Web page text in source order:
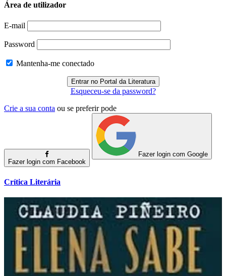
Área de utilizador
E-mail
Password
Mantenha-me conectado
Esqueceu-se da password?
Crie a sua conta ou se preferir pode
Fazer login com Facebook
Fazer login com Google
Crítica Literária